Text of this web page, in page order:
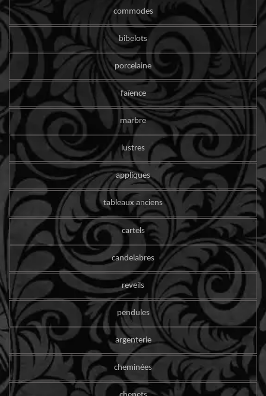
commodes
bibelots
porcelaine
faïence
marbre
lustres
appliques
tableaux anciens
cartels
candelabres
reveils
pendules
argenterie
cheminées